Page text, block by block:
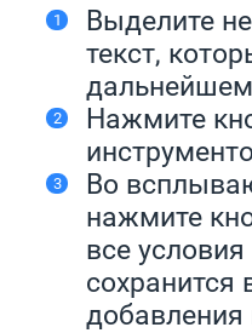
Выделите
текст,
Нажмите
Во
нажмите
все
сохранится